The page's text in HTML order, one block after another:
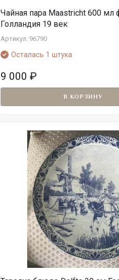
Чайная пара Maastricht 600 мл
Голландия 19 век
Артикул: 96790
Осталась 1 штука
9 000 ₽
В КОРЗИНУ